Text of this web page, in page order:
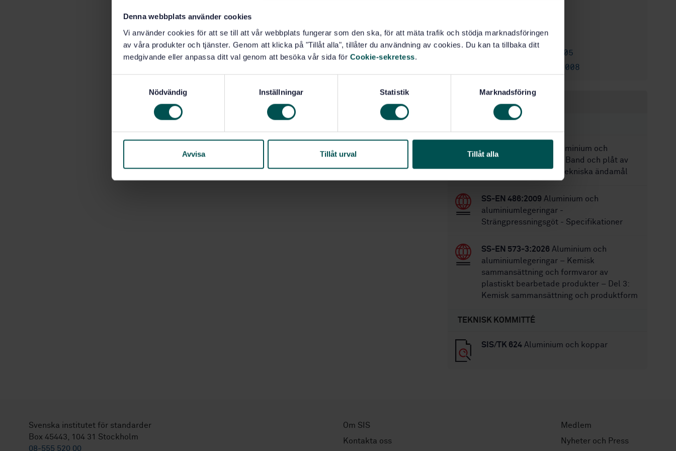
Denna webbplats använder cookies
Vi använder cookies för att se till att vår webbplats fungerar som den ska, för att mäta trafik och stödja marknadsföringen
av våra produkter och tjänster. Genom att klicka på "Tillåt alla", tillåter du användning av cookies. Du kan ta tillbaka ditt
medgivande eller anpassa ditt val genom att besöka vår sida för Cookie-sekretess.
s
Nödvändig Inställningar Statistik Marknadsföring
Avvisa Tillåt urval Tillåt alla
Antal sidor: 14
SS-EN 14286:2005
SS-EN 14286:2008
Inom samma område
Aluminium och
aluminiumlegeringar - Band och plåt av
aluminium för elektrotekniska ändamål
SS-EN 486:2009 Aluminium och
aluminiumlegeringar -
Strängpressningsgöt - Specifikationer
SS-EN 573-3:2026 Aluminium och
aluminiumlegeringar – Kemisk
sammansättning och formvaror av
plastiskt bearbetade produkter – Del 3:
Kemisk sammansättning och produktform
TEKNISK KOMMITTÉ
SIS/TK 624 Aluminium och koppar
Svenska institutet för standarder
Box 45443, 104 31 Stockholm
08-555 520 00
Om SIS
Kontakta oss
Medlem
Nyheter och Press